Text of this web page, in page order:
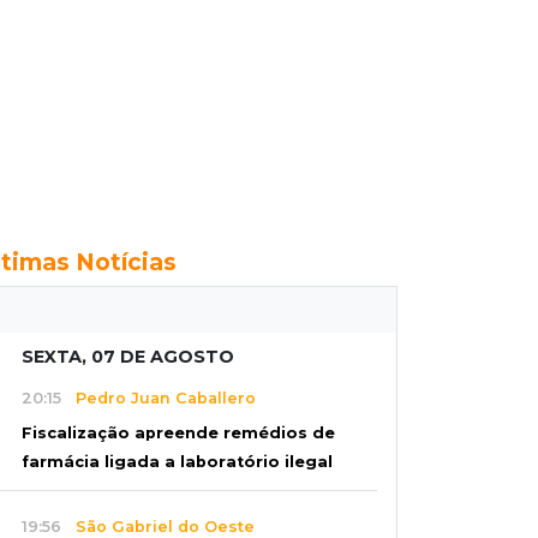
Notícias
SEXTA, 07 DE AGOSTO
20:15 Pedro Juan Caballero
Fiscalização apreende remédios de
farmácia ligada a laboratório ilegal
19:56 São Gabriel do Oeste